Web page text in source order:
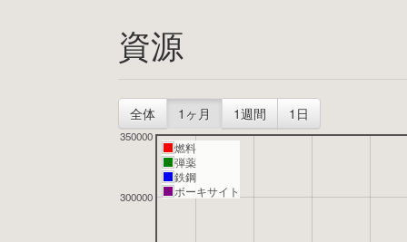
資源
全体 1ヶ月 1週間 1日
300000
350000
燃料
弾薬
鉄鋼
ボーキサイト